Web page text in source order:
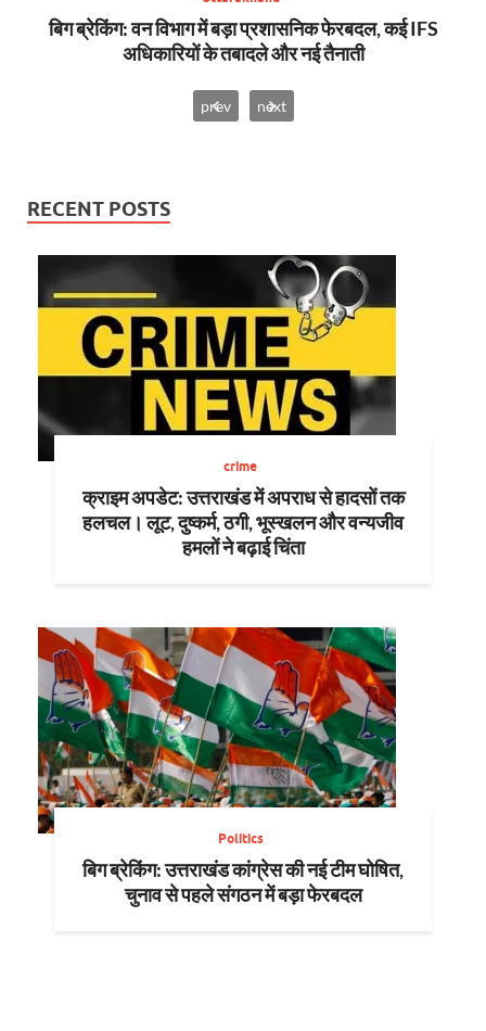
बिग ब्रेकिंग: वन विभाग में बड़ा प्रशासनिक फेरबदल, कई IFS
अधिकारियों के तबादले और नई तैनाती
prev next
RECENT POSTS
crime
क्राइम अपडेट: उत्तराखंड में अपराध से हादसों तक
हलचल। लूट, दुष्कर्म, ठगी, भूस्खलन और वन्यजीव
हमलों ने बढ़ाई चिंता
Politics
बिग ब्रेकिंग: उत्तराखंड कांग्रेस की नई टीम घोषित,
चुनाव से पहले संगठन में बड़ा फेरबदल